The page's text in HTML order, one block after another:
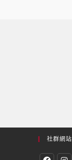
社群網站